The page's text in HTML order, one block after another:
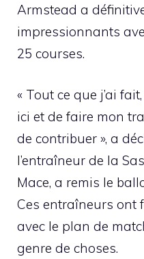
Armstead a
impressionnants
25 courses.
« Tout ce que j’ai
ici et de faire mon
de contribuer », a
l’entraîneur de la
Mace, a remis le
Ces entraîneurs ont
avec le plan de
genre de choses.